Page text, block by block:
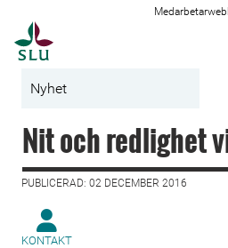
Nyhet
Nit och redlighet
PUBLICERAD: 02 DECEMBER 2016
KONTAKT